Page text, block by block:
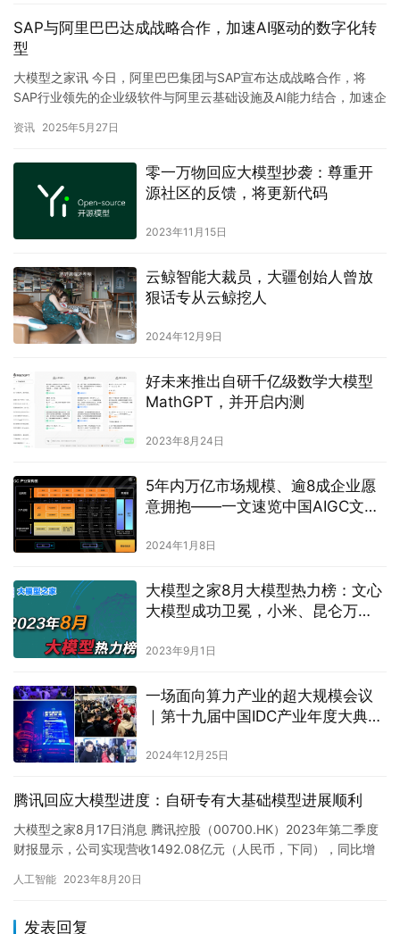
SAP与阿里巴巴达成战略合作，加速AI驱动的数字化转
型
大模型之家讯 今日，阿里巴巴集团与SAP宣布达成战略合作，将
SAP行业领先的企业级软件与阿里云基础设施及AI能力结合，加速企
资讯 2025年5月27日
零一万物回应大模型抄袭：尊重开
源社区的反馈，将更新代码
2023年11月15日
云鲸智能大裁员，大疆创始人曾放
狠话专从云鲸挖人
2024年12月9日
好未来推出自研千亿级数学大模型
MathGPT，并开启内测
2023年8月24日
5年内万亿市场规模、逾8成企业愿
意拥抱——一文速览中国AIGC文生
2024年1月8日
大模型之家8月大模型热力榜：文心
大模型成功卫冕，小米、昆仑万
2023年9月1日
一场面向算力产业的超大规模会议
｜第十九届中国IDC产业年度大典圆
2024年12月25日
腾讯回应大模型进度：自研专有大基础模型进展顺利
大模型之家8月17日消息 腾讯控股（00700.HK）2023年第二季度
财报显示，公司实现营收1492.08亿元（人民币，下同），同比增
人工智能 2023年8月20日
发表回复